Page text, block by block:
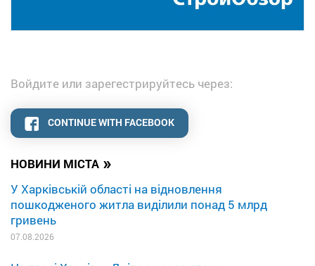
НОВИНИ МІСТА »
У Харківській області на відновлення
пошкодженого житла виділили понад 5 млрд
гривень
07.08.2026
Войдите или зарегестрируйтесь через:
CONTINUE WITH FACEBOOK